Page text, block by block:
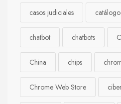
casos judiciales catálogo
chatbot chatbots
China chips
Chrome Web Store